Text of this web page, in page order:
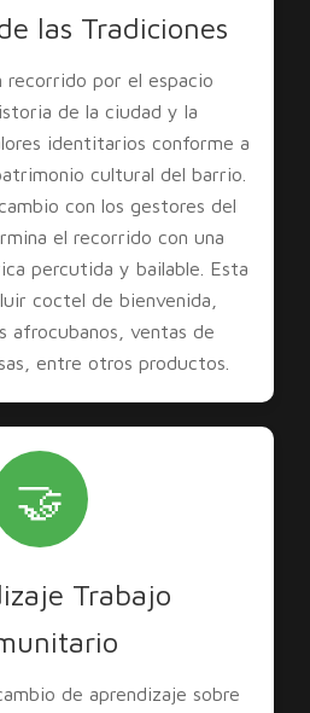
las Tradiciones
recorrido por el espacio
de la ciudad y la
identitarios conforme a
cultural del barrio.
con los gestores del
el recorrido con una
percutida y bailable. Esta
coctel de bienvenida,
afrocubanos, ventas de
entre otros productos.
🤝
Trabajo
de aprendizaje sobre